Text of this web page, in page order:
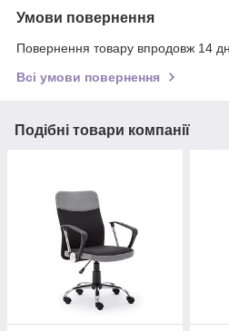
Умови повернення
Повернення товару впродовж 14
Всі умови повернення
Подібні товари компанії